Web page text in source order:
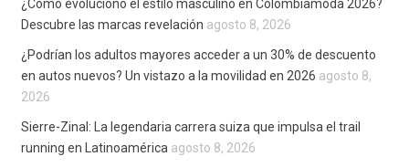
¿Cómo evolucionó el estilo masculino en Colombiamoda 2026?
Descubre las marcas revelación agosto 8, 2026
¿Podrían los adultos mayores acceder a un 30% de descuento
en autos nuevos? Un vistazo a la movilidad en 2026 agosto 8,
2026
Sierre-Zinal: La legendaria carrera suiza que impulsa el trail
running en Latinoamérica agosto 8, 2026